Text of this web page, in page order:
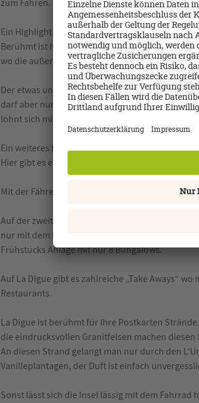
zum Fahren. Es gibt nicht allzu viel Verkehr auf
Ein Highlight ist derValle de Mai Nationalpark.
Berühmt ist hier die Coco de Mer, die größte
wo die außergewöhnliche Flora und Fauna
Der etwas unbekanntere Nationalpark ist der
darf aber nur mit einem geführten Guide
lohnt sich mit einem atemberaubenden Ausblick
Ein weiteres Highlight ist ein Besuch auf die
Hier gibt es eine Zuchtstation der friedlichen
Mit der Fähre gelangt man in ca. 30 Minuten von
Auf der zweiten Insel La Digue verbrachten wir
nur mit dem Fahrrad fortbewegen. Wir wohnten
Frühstücks Anlage mit nur 8 Bungalows.
Auf La Digue gibt es zahlreiche „Take Aways“
Restaurants.
La Digue ist berühmt für Ihre Postkarten
die eindrucksvollen Granitfelsen machen
An diesen Strand gelangt man nur durch den
Vanilleplantagen, der Duft ist einfach
Sonst lässt sich die Insel lässig mit dem